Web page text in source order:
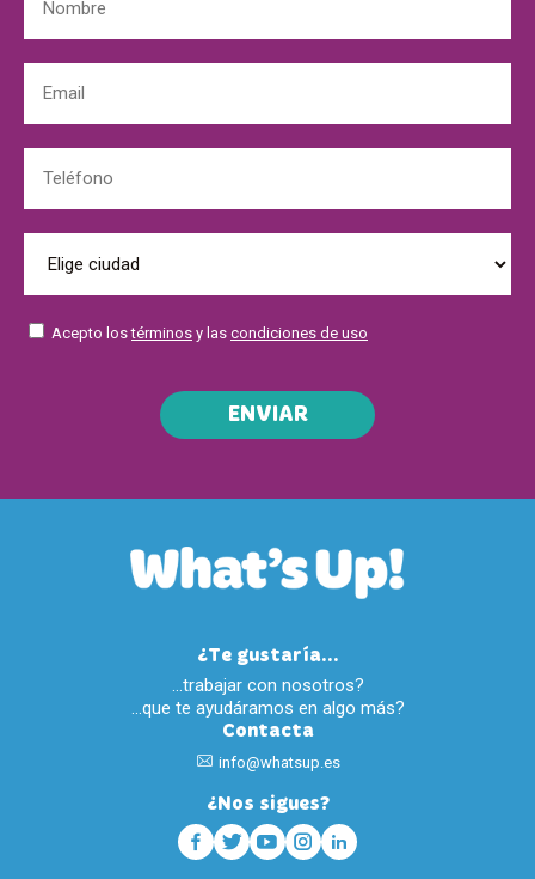
Acepto lostérminos y las condiciones de uso
ENVIAR
¿Te gustaría...
…trabajar con nosotros?
…que te ayudáramos en algo más?
Contacta
info@whatsup.es
¿Nos sigues?